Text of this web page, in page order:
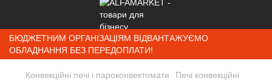
БЮДЖЕТНИМ ОРГАНІЗАЦІЯМ ВІДВАНТАЖУЄМО
ОБЛАДНАННЯ БЕЗ ПЕРЕДОПЛАТИ!
Конвекційні печі і пароконвектомати Печі конвекційні